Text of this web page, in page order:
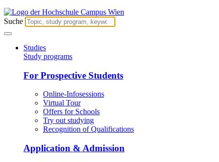
Suche
Studies
Study programs
For Prospective Students
Online-Infosessions
Virtual Tour
Offers for Schools
Try out studying
Recognition of Qualifications
Application & Admission